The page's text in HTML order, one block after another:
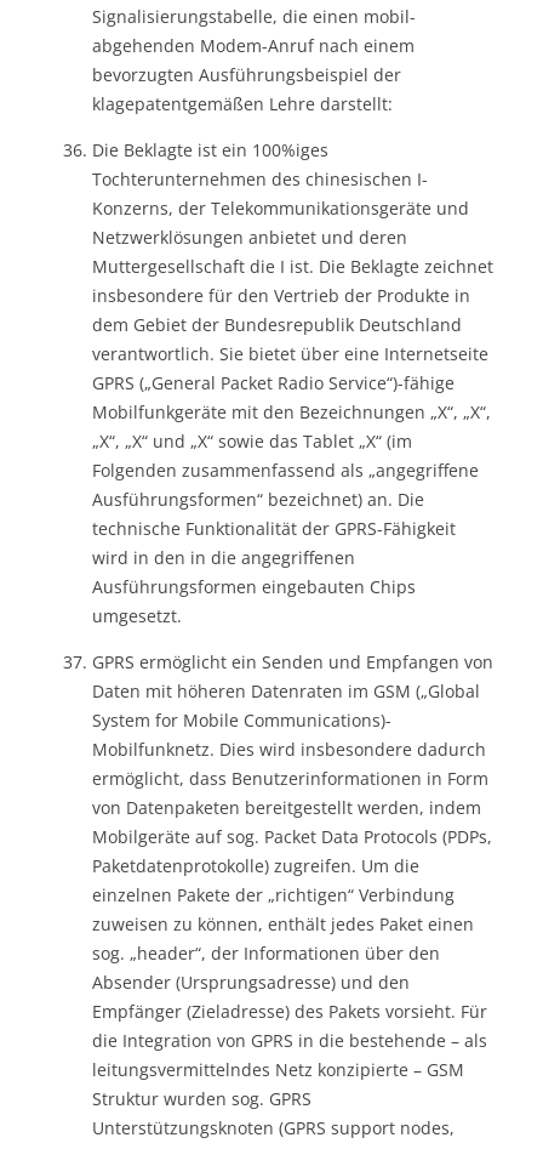
Signalisierungstabelle, die einen mobil-
abgehenden Modem-Anruf nach einem
bevorzugten Ausführungsbeispiel der
klagepatentgemäßen Lehre darstellt:
Die Beklagte ist ein 100%iges
Tochterunternehmen des chinesischen I-
Konzerns, der Telekommunikationsgeräte und
Netzwerklösungen anbietet und deren
Muttergesellschaft die I ist. Die Beklagte zeichnet
insbesondere für den Vertrieb der Produkte in
dem Gebiet der Bundesrepublik Deutschland
verantwortlich. Sie bietet über eine Internetseite
GPRS („General Packet Radio Service“)-fähige
Mobilfunkgeräte mit den Bezeichnungen „X“, „X“,
„X“, „X“ und „X“ sowie das Tablet „X“ (im
Folgenden zusammenfassend als „angegriffene
Ausführungsformen“ bezeichnet) an. Die
technische Funktionalität der GPRS-Fähigkeit
wird in den in die angegriffenen
Ausführungsformen eingebauten Chips
umgesetzt.
GPRS ermöglicht ein Senden und Empfangen von
Daten mit höheren Datenraten im GSM („Global
System for Mobile Communications)-
Mobilfunknetz. Dies wird insbesondere dadurch
ermöglicht, dass Benutzerinformationen in Form
von Datenpaketen bereitgestellt werden, indem
Mobilgeräte auf sog. Packet Data Protocols (PDPs,
Paketdatenprotokolle) zugreifen. Um die
einzelnen Pakete der „richtigen“ Verbindung
zuweisen zu können, enthält jedes Paket einen
sog. „header“, der Informationen über den
Absender (Ursprungsadresse) und den
Empfänger (Zieladresse) des Pakets vorsieht. Für
die Integration von GPRS in die bestehende – als
leitungsvermittelndes Netz konzipierte – GSM
Struktur wurden sog. GPRS
Unterstützungsknoten (GPRS support nodes,